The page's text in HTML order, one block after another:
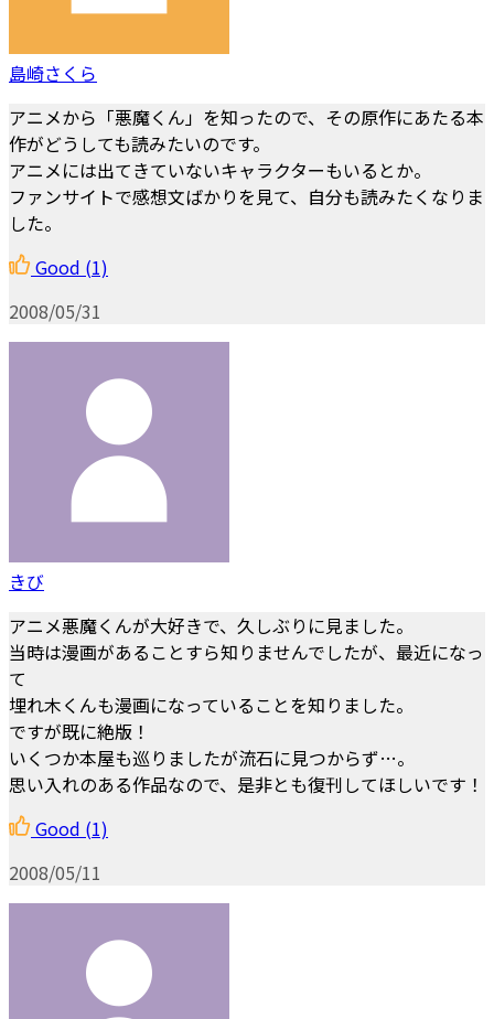
島崎さくら
アニメから「悪魔くん」を知ったので、その原作にあたる本
作がどうしても読みたいのです。
アニメには出てきていないキャラクターもいるとか。
ファンサイトで感想文ばかりを見て、自分も読みたくなりま
した。
Good (1)
2008/05/31
きび
アニメ悪魔くんが大好きで、久しぶりに見ました。
当時は漫画があることすら知りませんでしたが、最近になっ
て
埋れ木くんも漫画になっていることを知りました。
ですが既に絶版！
いくつか本屋も巡りましたが流石に見つからず…。
思い入れのある作品なので、是非とも復刊してほしいです！
Good (1)
2008/05/11